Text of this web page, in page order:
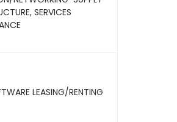
SERVICES
LEASING/RENTING